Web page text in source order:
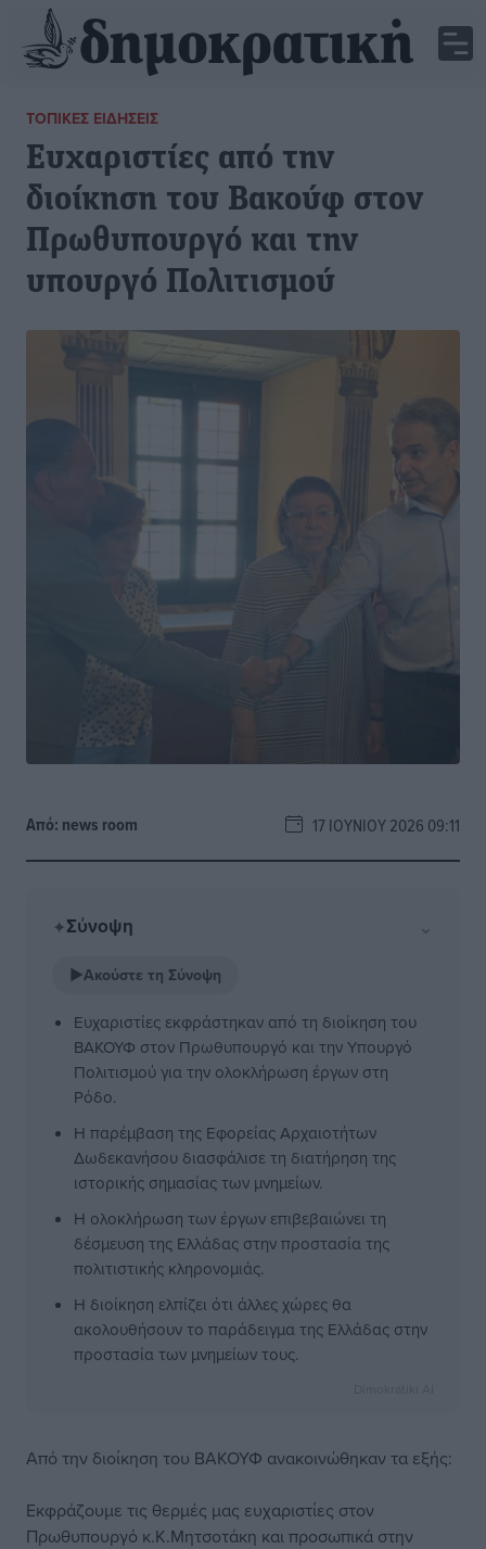
ΤΟΠΙΚΈΣ ΕΙΔΉΣΕΙΣ
Ευχαριστίες από την
διοίκηση του Βακούφ στον
Πρωθυπουργό και την
υπουργό Πολιτισμού
Από: news room 17 ΙΟΥΝΊΟΥ 2026 09:11
✦Σύνοψη ⌄
▶Ακούστε τη Σύνοψη
Ευχαριστίες εκφράστηκαν από τη διοίκηση του
ΒΑΚΟΥΦ στον Πρωθυπουργό και την Υπουργό
Πολιτισμού για την ολοκλήρωση έργων στη
Ρόδο.
Η παρέμβαση της Εφορείας Αρχαιοτήτων
Δωδεκανήσου διασφάλισε τη διατήρηση της
ιστορικής σημασίας των μνημείων.
Η ολοκλήρωση των έργων επιβεβαιώνει τη
δέσμευση της Ελλάδας στην προστασία της
πολιτιστικής κληρονομιάς.
Η διοίκηση ελπίζει ότι άλλες χώρες θα
ακολουθήσουν το παράδειγμα της Ελλάδας στην
προστασία των μνημείων τους.
Από την διοίκηση του ΒΑΚΟΥΦ ανακοινώθηκαν τα εξής:
Εκφράζουμε τις θερμές μας ευχαριστίες στον
Πρωθυπουργό κ.Κ.Μητσοτάκη και προσωπικά στην